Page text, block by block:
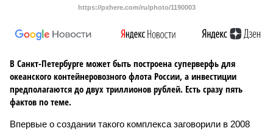
https://pxhere.com/ru/photo/1190003
В Санкт-Петербурге может быть построена суперверфь для
океанского контейнеровозного флота России, а инвестиции
предполагаются до двух триллионов рублей. Есть сразу пять
фактов по теме.
Впервые о создании такого комплекса заговорили в 2008